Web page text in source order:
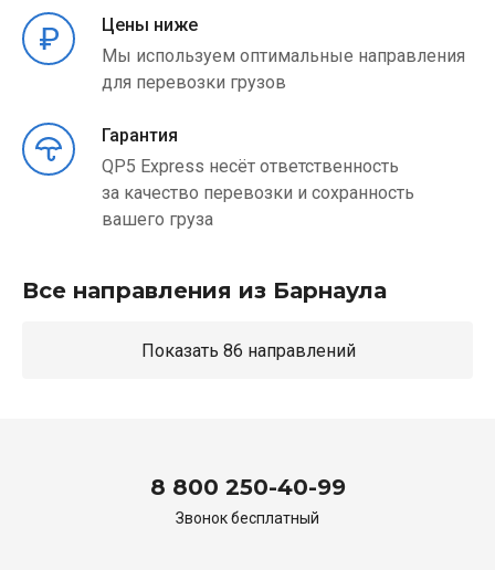
Цены ниже
Мы используем оптимальные направления
для перевозки грузов
Гарантия
QP5 Express несёт ответственность
за качество перевозки и сохранность
вашего груза
Все направления из Барнаула
Показать 86 направлений
8 800 250-40-99
Звонок бесплатный